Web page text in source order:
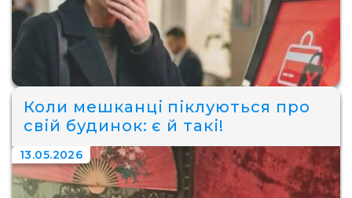
Коли мешканці піклуються про
свій будинок: є й такі!
13.05.2026